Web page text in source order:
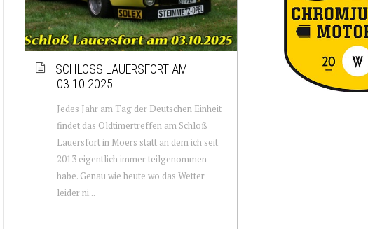
SCHLOSS LAUERSFORT AM
03.10.2025
Jedes Jahr am Tag der Deutschen Einheit
findet das Oldtimertreffen am Schloß
Lauersfort in Moers statt an dem ich seit
2013 eigentlich immer teilgenommen
habe. Genau wie heute wo das Wetter
leider ni...